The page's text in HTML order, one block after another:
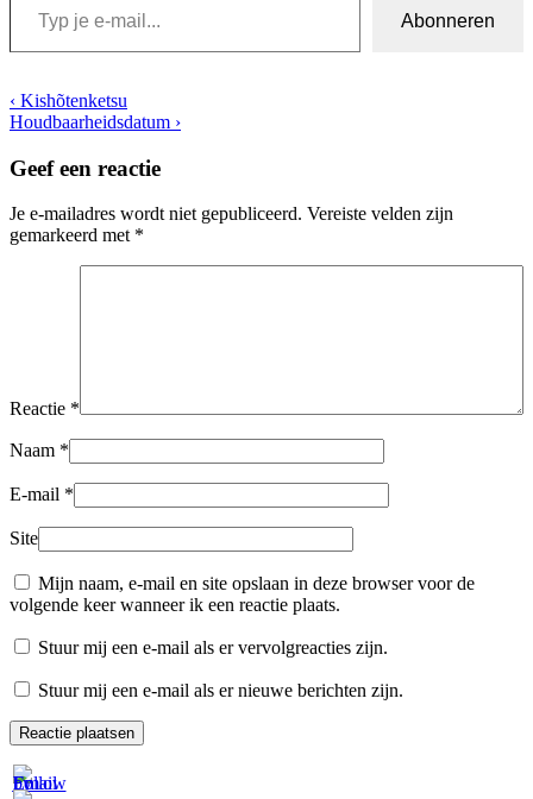
Abonneren
Bericht
navigatie
Vorig
bericht
‹ Kishõtenketsu
Volgende
is
Houdbaarheidsdatum ›
Geef een reactie
Je e-mailadres wordt niet gepubliceerd. Vereiste velden zijn
gemarkeerd met *
Reactie *
Naam *
E-mail *
Site
Mijn naam, e-mail en site opslaan in deze browser voor de
volgende keer wanneer ik een reactie plaats.
Stuur mij een e-mail als er vervolgreacties zijn.
Stuur mij een e-mail als er nieuwe berichten zijn.